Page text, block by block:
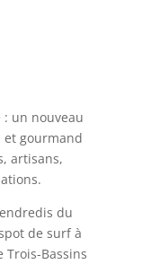
: un nouveau
et gourmand
artisans,
du
de surf à
Trois-Bassins